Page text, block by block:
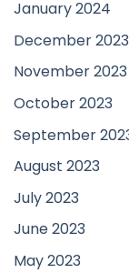
January 2024
December 2023
November 2023
October 2023
September
August 2023
July 2023
June 2023
May 2023